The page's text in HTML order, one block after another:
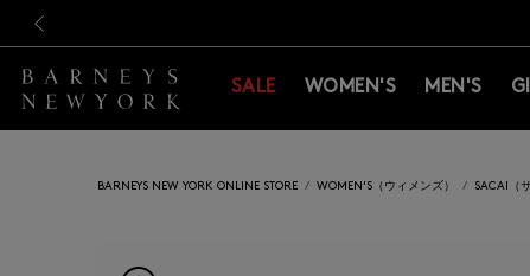
新規登録のお客様も対象！
新規登録のお客様も対象！
SALE WOMEN'S MEN'S
BARNEYS NEW YORK ONLINE STORE WOMEN'S（ウィメンズ） SACAI（